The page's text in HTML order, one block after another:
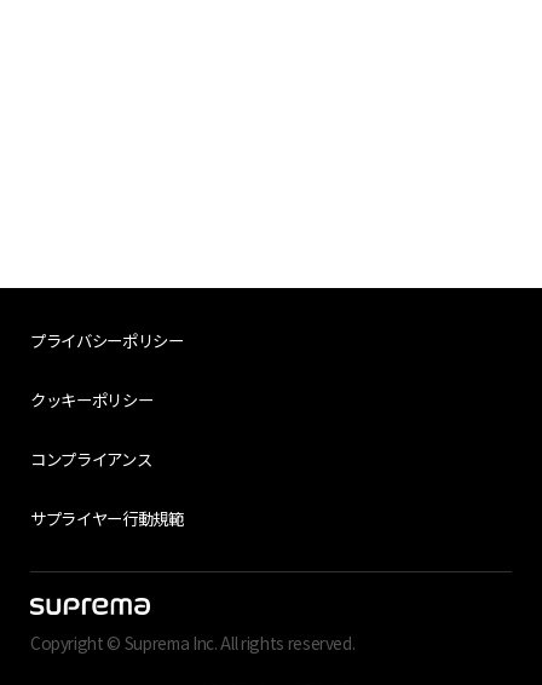
プライバシーポリシー
クッキーポリシー
コンプライアンス
サプライヤー行動規範
Copyright © Suprema Inc. All rights reserved.